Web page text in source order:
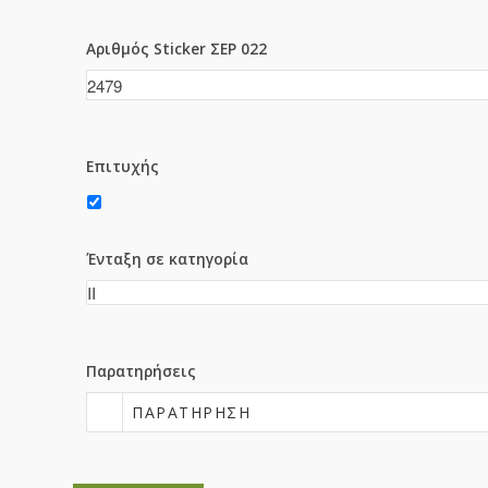
Αριθμός Sticker ΣΕΡ 022
Επιτυχής
Ένταξη σε κατηγορία
Παρατηρήσεις
ΠΑΡΑΤΉΡΗΣΗ